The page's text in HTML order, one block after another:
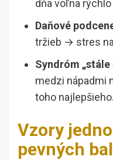
dňa voľna
Daňové
tržieb → stres
Syndróm „stále
medzi nápadmi
toho najlepšieho.
Vzory
pevných